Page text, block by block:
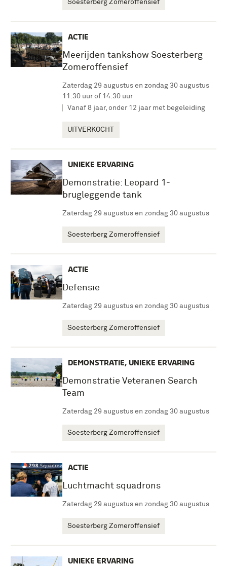
Soesterberg Zomeroffensief
ACTIE
Meerijden tankshow Soesterberg
Zomeroffensief
Zaterdag 29 augustus en zondag 30 augustus
11:30 uur of 14:30 uur
Vanaf 8 jaar, onder 12 jaar met begeleiding
UITVERKOCHT
UNIEKE ERVARING
Demonstratie: Leopard 1-
brugleggende tank
Zaterdag 29 augustus en zondag 30 augustus
Soesterberg Zomeroffensief
ACTIE
Defensie
Zaterdag 29 augustus en zondag 30 augustus
Soesterberg Zomeroffensief
DEMONSTRATIE, UNIEKE ERVARING
Demonstratie Veteranen Search
Team
Zaterdag 29 augustus en zondag 30 augustus
Soesterberg Zomeroffensief
ACTIE
Luchtmacht squadrons
Zaterdag 29 augustus en zondag 30 augustus
Soesterberg Zomeroffensief
UNIEKE ERVARING